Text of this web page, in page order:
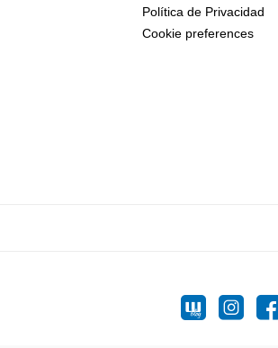
Política de Privacidad
Cookie preferences